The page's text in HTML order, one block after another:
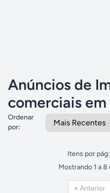
Anúncios de
comerciais
Ordenar
por:
Itens por pág:
Mostrando 1 a8
« Anterior